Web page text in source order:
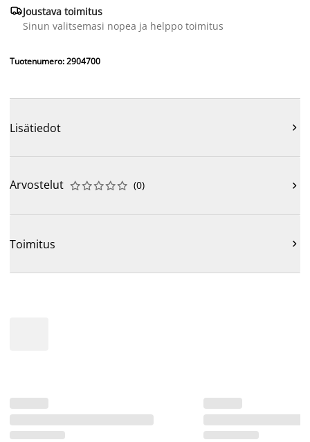
Joustava toimitus
Sinun valitsemasi nopea ja helppo toimitus
Tuotenumero: 2904700
Lisätiedot 
Arvostelut 




 (0) 
Toimitus 